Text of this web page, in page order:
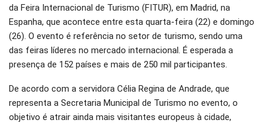
da Feira Internacional de Turismo (FITUR), em Madrid, na
Espanha, que acontece entre esta quarta-feira (22) e domingo
(26). O evento é referência no setor de turismo, sendo uma
das feiras líderes no mercado internacional. É esperada a
presença de 152 países e mais de 250 mil participantes.
De acordo com a servidora Célia Regina de Andrade, que
representa a Secretaria Municipal de Turismo no evento, o
objetivo é atrair ainda mais visitantes europeus à cidade,